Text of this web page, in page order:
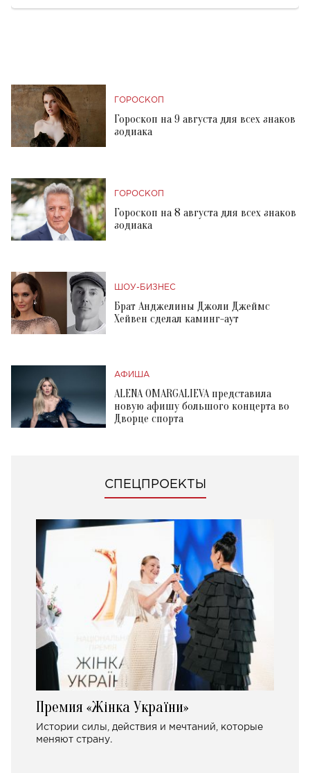
ГОРОСКОП
Гороскоп на 9 августа для всех знаков
зодиака
ГОРОСКОП
Гороскоп на 8 августа для всех знаков
зодиака
ШОУ-БИЗНЕС
Брат Анджелины Джоли Джеймс
Хейвен сделал каминг-аут
АФИША
ALENA OMARGALIEVA представила
новую афишу большого концерта во
Дворце спорта
СПЕЦПРОЕКТЫ
Премия «Жінка України»
Истории силы, действия и мечтаний, которые
меняют страну.